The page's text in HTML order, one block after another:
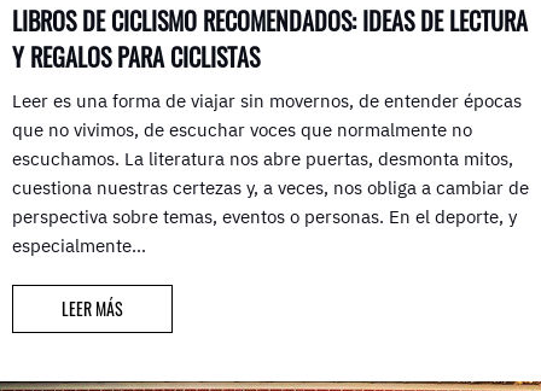
LIBROS DE CICLISMO RECOMENDADOS: IDEAS DE LECTURA
Y REGALOS PARA CICLISTAS
Leer es una forma de viajar sin movernos, de entender épocas
que no vivimos, de escuchar voces que normalmente no
escuchamos. La literatura nos abre puertas, desmonta mitos,
cuestiona nuestras certezas y, a veces, nos obliga a cambiar de
perspectiva sobre temas, eventos o personas. En el deporte, y
especialmente…
LEER MÁS